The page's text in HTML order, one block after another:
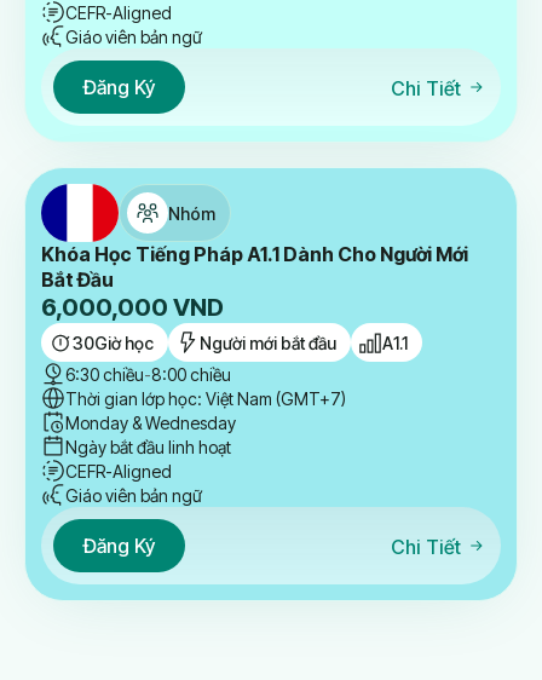
CEFR-Aligned
Giáo viên bản ngữ
Đăng Ký Chi Tiết
Nhóm
Khóa Học Tiếng Pháp A1.1 Dành Cho Người Mới
Bắt Đầu
6,000,000 VND
30Giờ học Người mới bắt đầu
A1.1
6:30 chiều-8:00 chiều
Thời gian lớp học: Việt Nam (GMT+7)
Monday & Wednesday
Ngày bắt đầu linh hoạt
CEFR-Aligned
Giáo viên bản ngữ
Đăng Ký Chi Tiết